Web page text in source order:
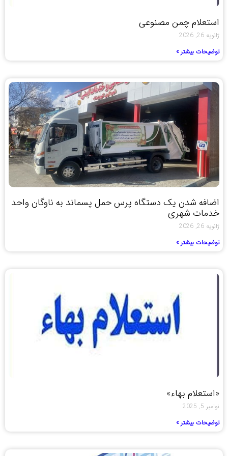
استعلام چمن مصنوعی
ژانویه 26, 2026
توضیحات بیشتر »
اضافه شدن یک دستگاه پرس حمل پسماند به ناوگان واحد
خدمات شهری
ژانویه 26, 2026
توضیحات بیشتر »
«استعلام بهاء»
نوامبر 5, 2025
توضیحات بیشتر »